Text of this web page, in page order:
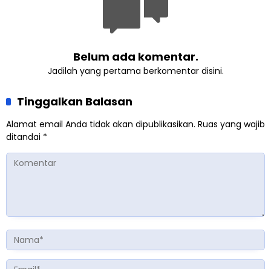
Belum ada komentar.
Jadilah yang pertama berkomentar disini.
Tinggalkan Balasan
Alamat email Anda tidak akan dipublikasikan. Ruas yang wajib
ditandai *